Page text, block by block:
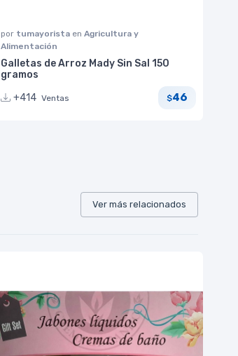
por tumayorista en Agricultura y
Alimentación
Galletas de Arroz Mady Sin Sal 150
gramos
+414 Ventas $46
Ver más relacionados